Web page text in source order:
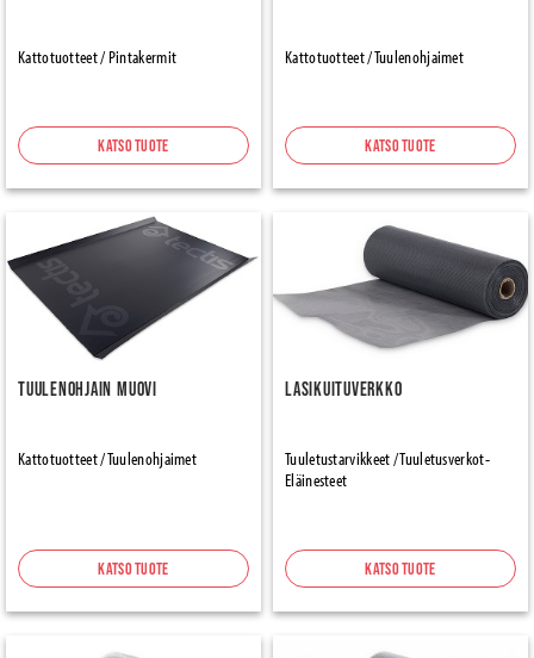
Kattotuotteet / Pintakermit
Katso tuote
Kattotuotteet / Tuulenohjaimet
Katso tuote
Tuulenohjain muovi
Kattotuotteet / Tuulenohjaimet
Katso tuote
Lasikuituverkko
Tuuletustarvikkeet / Tuuletusverkot-
Eläinesteet
Katso tuote